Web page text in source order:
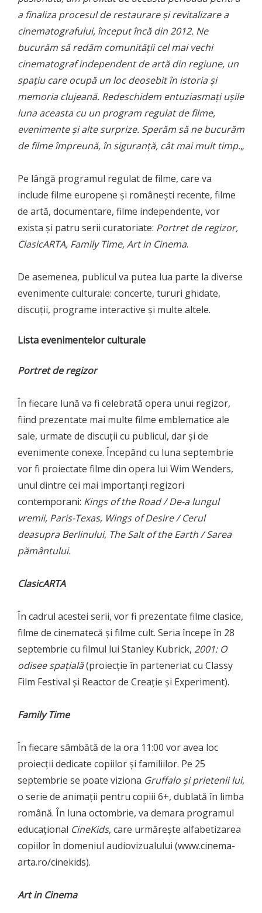
a finaliza procesul de restaurare și revitalizare a
cinematografului, început încă din 2012. Ne
bucurăm să redăm comunității cel mai vechi
cinematograf independent de artă din regiune, un
spațiu care ocupă un loc deosebit în istoria și
memoria clujeană. Redeschidem entuziasmați ușile
luna aceasta cu un program regulat de filme,
evenimente și alte surprize. Sperăm să ne bucurăm
de filme împreună, în siguranță, cât mai mult timp.„
Pe lângă programul regulat de filme, care va
include filme europene și românești recente, filme
de artă, documentare, filme independente, vor
exista și patru serii curatoriate: Portret de regizor,
ClasicARTA, Family Time, Art in Cinema.
De asemenea, publicul va putea lua parte la diverse
evenimente culturale: concerte, tururi ghidate,
discuții, programe interactive și multe altele.
Lista evenimentelor culturale
Portret de regizor
În fiecare lună va fi celebrată opera unui regizor,
fiind prezentate mai multe filme emblematice ale
sale, urmate de discuții cu publicul, dar și de
evenimente conexe. Începând cu luna septembrie
vor fi proiectate filme din opera lui Wim Wenders,
unul dintre cei mai importanți regizori
contemporani: Kings of the Road / De-a lungul
vremii, Paris-Texas, Wings of Desire / Cerul
deasupra Berlinului, The Salt of the Earth / Sarea
pământului.
ClasicARTA
În cadrul acestei serii, vor fi prezentate filme clasice,
filme de cinematecă și filme cult. Seria începe în 28
septembrie cu filmul lui Stanley Kubrick, 2001: O
odisee spațială(proiecție în parteneriat cu Classy
Film Festival și Reactor de Creație și Experiment).
Family Time
În fiecare sâmbătă de la ora 11:00 vor avea loc
proiecții dedicate copiilor și familiilor. Pe 25
septembrie se poate viziona Gruffalo și prietenii lui,
o serie de animații pentru copiii 6+, dublată în limba
română. În luna octombrie, va demara programul
educațional CineKids, care urmărește alfabetizarea
copiilor în domeniul audiovizualului (www.cinema-
arta.ro/cinekids).
Art in Cinema